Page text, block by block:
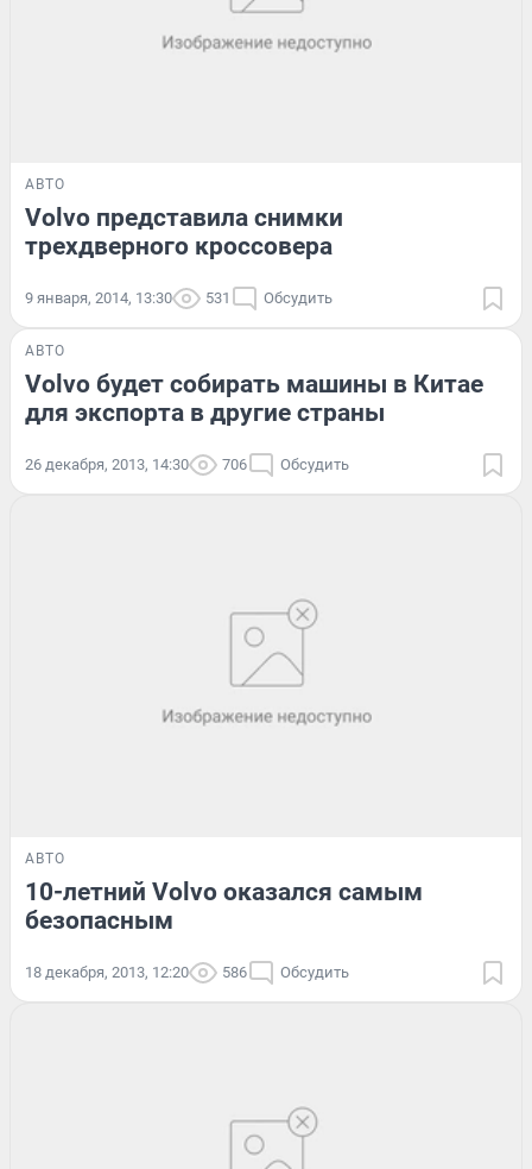
АВТО
Volvo представила снимки
трехдверного кроссовера
9 января, 2014, 13:30 531 Обсудить
АВТО
Volvo будет собирать машины в Китае
для экспорта в другие страны
26 декабря, 2013, 14:30 706 Обсудить
АВТО
10-летний Volvo оказался самым
безопасным
18 декабря, 2013, 12:20 586 Обсудить